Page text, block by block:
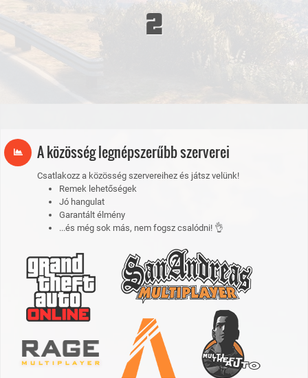
2
A közösség legnépszerűbb szerverei
Csatlakozz a közösség szervereihez és játsz velünk!
Remek lehetőségek
Jó hangulat
Garantált élmény
...és még sok más, nem fogsz csalódni! 👌